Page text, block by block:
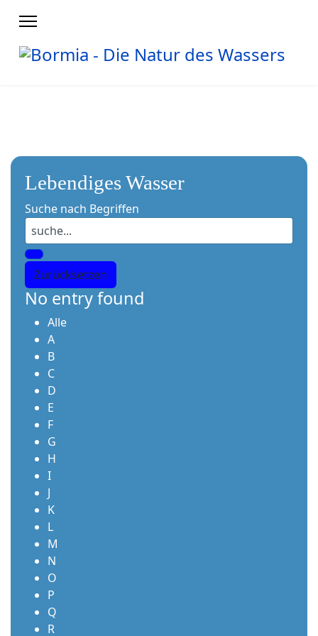
Lebendiges Wasser
Suche nach Begriffen
No entry found
Alle
A
B
C
D
E
F
G
H
I
J
K
L
M
N
O
P
Q
R